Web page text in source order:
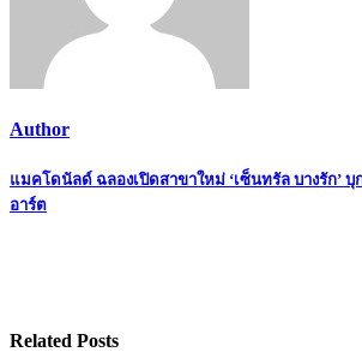
Author
Post
navigation
แมคโดนัลด์ ฉลองเปิดสาขาใหม่ ‘เซ็นทรัล บางรัก’
อาร์ต
Related Posts